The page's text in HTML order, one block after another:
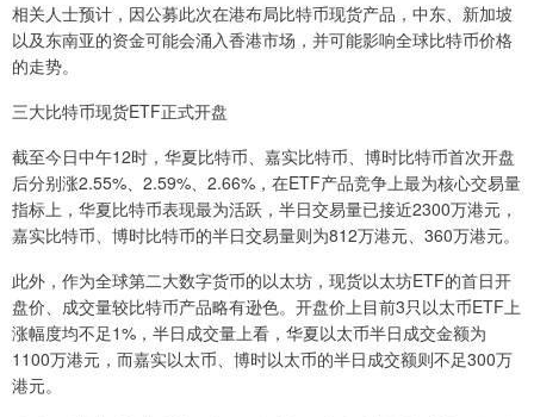
相关人士预计，因公募此次在港布局比特币现货产品，中东、新加坡
以及东南亚的资金可能会涌入香港市场，并可能影响全球比特币价格
的走势。
三大比特币现货ETF正式开盘
截至今日中午12时，华夏比特币、嘉实比特币、博时比特币首次开盘
后分别涨2.55%、2.59%、2.66%，在ETF产品竞争上最为核心交易量
指标上，华夏比特币表现最为活跃，半日交易量已接近2300万港元，
嘉实比特币、博时比特币的半日交易量则为812万港元、360万港元。
此外，作为全球第二大数字货币的以太坊，现货以太坊ETF的首日开
盘价、成交量较比特币产品略有逊色。开盘价上目前3只以太币ETF上
涨幅度均不足1%，半日成交量上看，华夏以太币半日成交金额为
1100万港元，而嘉实以太币、博时以太币的半日成交额则不足300万
港元。